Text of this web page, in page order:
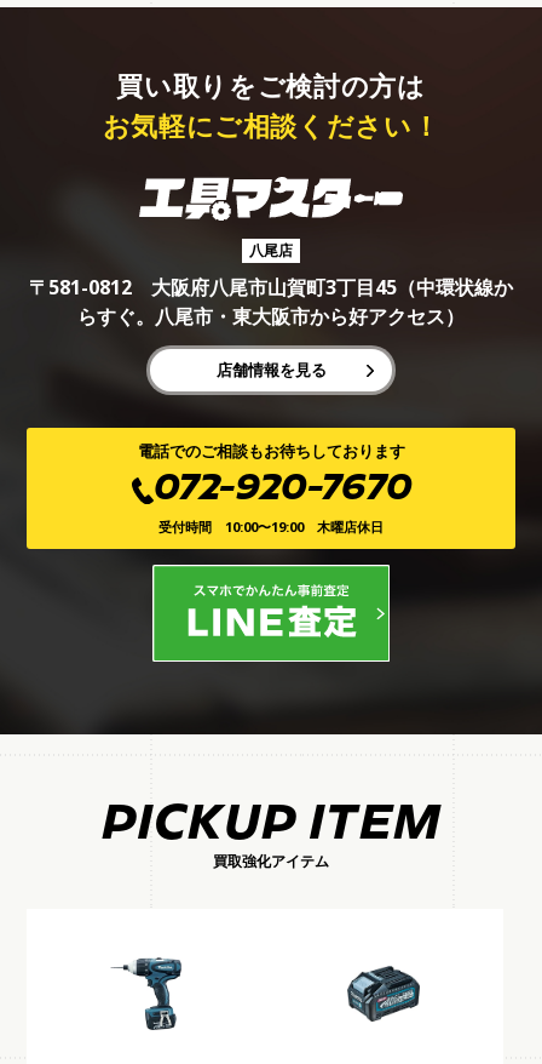
買い取りをご検討の方は
お気軽にご相談ください！
八尾店
〒581-0812 大阪府八尾市山賀町3丁目45（中環状線か
らすぐ。八尾市・東大阪市から好アクセス）
店舗情報を見る
電話でのご相談もお待ちしております
072-920-7670
受付時間 10:00〜19:00 木曜店休日
PICKUP ITEM
買取強化アイテム